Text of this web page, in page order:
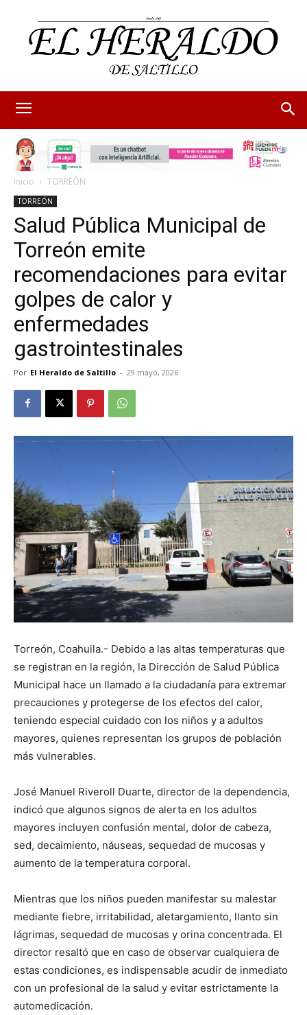
Inicio TORREÓN
TORREÓN
Salud Pública Municipal de
Torreón emite
recomendaciones para evitar
golpes de calor y
enfermedades
gastrointestinales
Por El Heraldo de Saltillo - 29 mayo, 2026
Torreón, Coahuila.- Debido a las altas temperaturas que
se registran en la región, la Dirección de Salud Pública
Municipal hace un llamado a la ciudadanía para extremar
precauciones y protegerse de los efectos del calor,
teniendo especial cuidado con los niños y a adultos
mayores, quienes representan los grupos de población
más vulnerables.
José Manuel Riveroll Duarte, director de la dependencia,
indicó que algunos signos de alerta en los adultos
mayores incluyen confusión mental, dolor de cabeza,
sed, decaimiento, náuseas, sequedad de mucosas y
aumento de la temperatura corporal.
Mientras que los niños pueden manifestar su malestar
mediante fiebre, irritabilidad, aletargamiento, llanto sin
lágrimas, sequedad de mucosas y orina concentrada. El
director resaltó que en caso de observar cualquiera de
estas condiciones, es indispensable acudir de inmediato
con un profesional de la salud y evitar estrictamente la
automedicación.